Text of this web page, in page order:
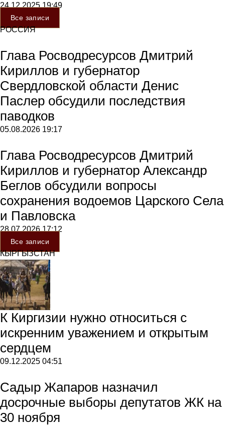
24.12.202519:49
Все записи
РОССИЯ
Глава Росводресурсов Дмитрий
Кириллов и губернатор
Свердловской области Денис
Паслер обсудили последствия
паводков
05.08.2026 19:17
Глава Росводресурсов Дмитрий
Кириллов и губернатор Александр
Беглов обсудили вопросы
сохранения водоемов Царского Села
и Павловска
28.07.202617:12
Все записи
КЫРГЫЗСТАН
К Киргизии нужно относиться с
искренним уважением и открытым
сердцем
09.12.2025 04:51
Садыр Жапаров назначил
досрочные выборы депутатов ЖК на
30 ноября